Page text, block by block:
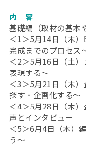
内 容
基礎編（取材の基本
＜1＞5月14日（木
完成までのプロセス
＜2＞5月16日（土
表現する～
＜3＞5月21日（木
探す・企画化する～
＜4＞5月28日（木
声とインタビュー
＜5＞6月4日（木）
う～